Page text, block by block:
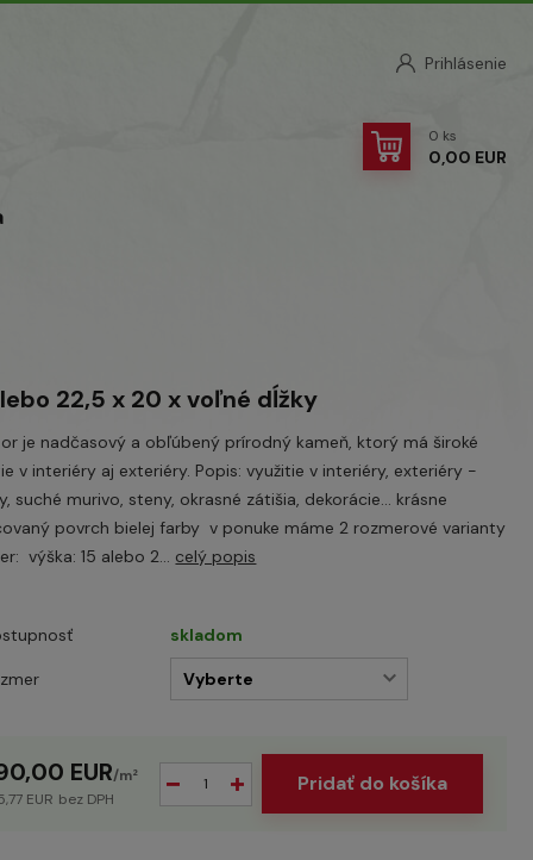
Prihlásenie
0 ks
0,00 EUR
22,5 x 20 x voľné dĺžky
je nadčasový a obľúbený prírodný kameň, ktorý má široké
v interiéry aj exteriéry. Popis: využitie v interiéry, exteriéry -
suché murivo, steny, okrasné zátišia, dekorácie... krásne
povrch bielej farby v ponuke máme 2 rozmerové varianty
výška: 15 alebo 2... celý popis
skladom
EUR/m²
EUR bez DPH
Pridať do košíka